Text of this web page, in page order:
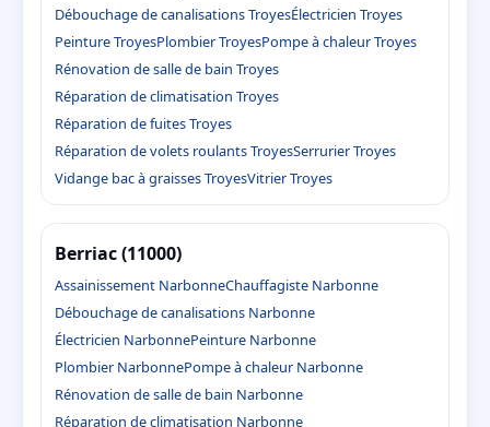
Débouchage de canalisations TroyesÉlectricien Troyes
Peinture TroyesPlombier TroyesPompe à chaleur Troyes
Rénovation de salle de bain Troyes
Réparation de climatisation Troyes
Réparation de fuites Troyes
Réparation de volets roulants TroyesSerrurier Troyes
Vidange bac à graisses TroyesVitrier Troyes
Berriac (11000)
Assainissement NarbonneChauffagiste Narbonne
Débouchage de canalisations Narbonne
Électricien NarbonnePeinture Narbonne
Plombier NarbonnePompe à chaleur Narbonne
Rénovation de salle de bain Narbonne
Réparation de climatisation Narbonne